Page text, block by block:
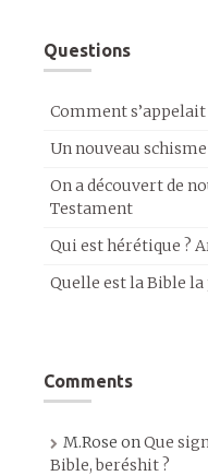
Questions
Comment
Un nouveau
On a découvert de
Testament
Qui est hérétique ?
Quelle est la Bible
Comments
M.Rose onQue
Bible, beréshit ?